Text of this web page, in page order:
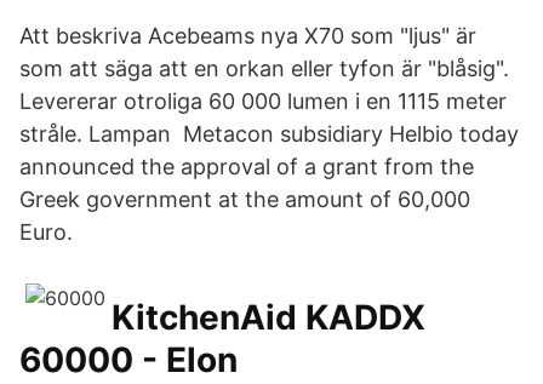
Att beskriva Acebeams nya X70 som "ljus" är
som att säga att en orkan eller tyfon är "blåsig".
Levererar otroliga 60 000 lumen i en 1115 meter
stråle. Lampan Metacon subsidiary Helbio today
announced the approval of a grant from the
Greek government at the amount of 60,000
Euro.
KitchenAid KADDX
60000 - Elon